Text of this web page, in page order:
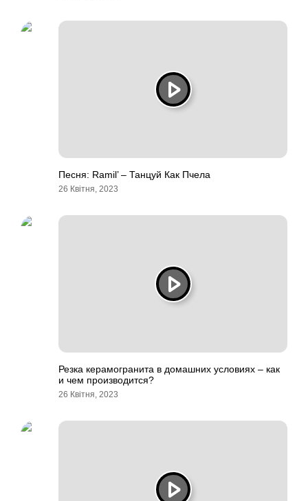
Песня: Ramil’ – Танцуй Как Пчела
26 Квітня, 2023
Резка керамогранита в домашних условиях – как
и чем производится?
26 Квітня, 2023